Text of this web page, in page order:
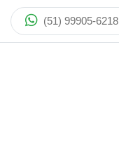
(51) 99905-6218